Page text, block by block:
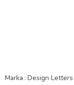
Marka : Design Letters